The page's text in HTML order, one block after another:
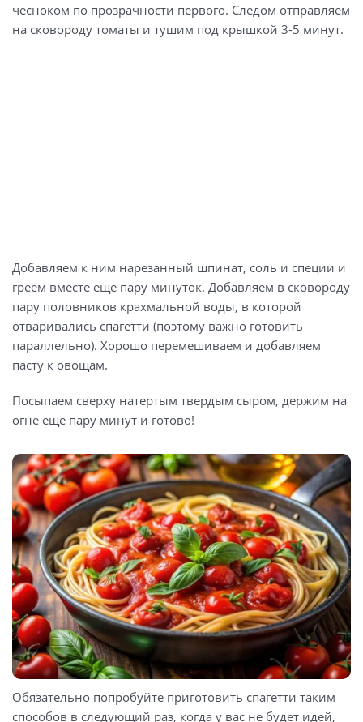
сыр — 50 гр;
растительное масло для жарки.
чесноком по прозрачности первого. Следом отправляем
на сковороду томаты и тушим под крышкой 3-5 минут.
Добавляем к ним нарезанный шпинат, соль и специи и
греем вместе еще пару минуток. Добавляем в сковороду
пару половников крахмальной воды, в которой
отваривались спагетти (поэтому важно готовить
параллельно). Хорошо перемешиваем и добавляем
пасту к овощам.
Посыпаем сверху натертым твердым сыром, держим на
огне еще пару минут и готово!
Обязательно попробуйте приготовить спагетти таким
способов в следующий раз, когда у вас не будет идей,